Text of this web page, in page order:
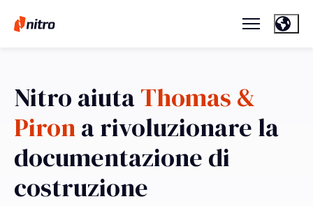
Nitro aiutaThomas &
Pirona rivoluzionare la
documentazione di
costruzione